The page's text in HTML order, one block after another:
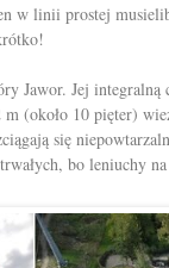
w linii prostej
Jawor. Jej integralną
(około 10 pięter)
się
bo leniuchy